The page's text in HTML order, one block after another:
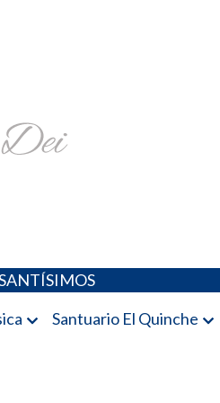
Santuario El Quinche